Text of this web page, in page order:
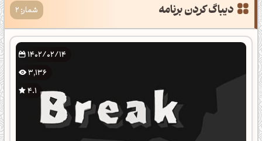
دیباگ کردن برنامه شمار: 2
1402/02/14
3,136
4.1